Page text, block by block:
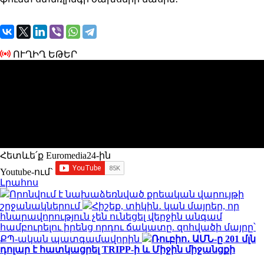
ՈՒՂԻՂ ԵԹԵՐ
Հետևե՛ք Euromedia24-ին
Youtube-ում`
Լրահոս
Որոնվում է նախաձեռնված քրեական վարույթի
շրջանակներում
Հիշեք, տիկին․ կան մայրեր, որ
հնարավորություն չեն ունեցել վերջին անգամ
համբուրելու իրենց որդու ճակատը. զոհվածի մայրը՝
ՔՊ-ական պատգամավորին
Ռուբիո․ ԱՄՆ-ը 201 մլն
դոլար է հատկացրել TRIPP-ի և Միջին միջանցքի